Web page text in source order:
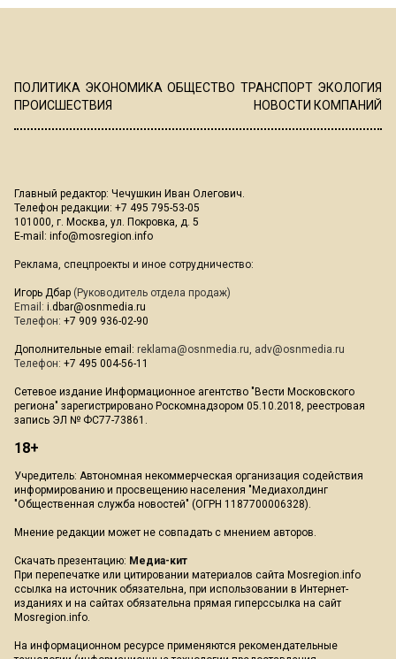
ПОЛИТИКА ЭКОНОМИКА ОБЩЕСТВО ТРАНСПОРТ ЭКОЛОГИЯ
ПРОИСШЕСТВИЯ
НОВОСТИ КОМПАНИЙ
Главный редактор: Чечушкин Иван Олегович.
Телефон редакции: +7 495 795-53-05
101000, г. Москва, ул. Покровка, д. 5
E-mail: info@mosregion.info
Реклама, спецпроекты и иное сотрудничество:
Игорь Дбар (Руководитель отдела продаж)
Email: i.dbar@osnmedia.ru
Телефон: +7 909 936-02-90
Дополнительные email: reklama@osnmedia.ru, adv@osnmedia.ru
Телефон: +7 495 004-56-11
Сетевое издание Информационное агентство "Вести Московского
региона" зарегистрировано Роскомнадзором 05.10.2018, реестровая
запись ЭЛ № ФС77-73861.
18+
Учредитель: Автономная некоммерческая организация содействия
информированию и просвещению населения "Медиахолдинг
"Общественная служба новостей" (ОГРН 1187700006328).
Мнение редакции может не совпадать с мнением авторов.
Скачать презентацию: Медиа-кит
При перепечатке или цитировании материалов сайта Mosregion.info
ссылка на источник обязательна, при использовании в Интернет-
изданиях и на сайтах обязательна прямая гиперссылка на сайт
Mosregion.info.
На информационном ресурсе применяются рекомендательные